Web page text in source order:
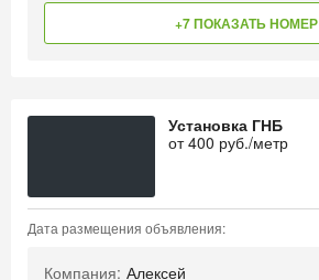
+7 ПОКАЗАТЬ НОМЕР
Установка ГНБ
от400 руб./метр
Дата размещения объявления:
Компания: Алексей